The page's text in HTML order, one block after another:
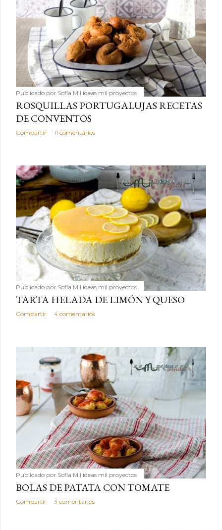
Publicado por Sofía Mil ideas mil proyectos
ROSQUILLAS PORTUGALUJAS RECETAS
DE CONVENTOS
Compartir 11 comentarios
Publicado por Sofía Mil ideas mil proyectos
TARTA HELADA DE LIMÓN Y QUESO
Compartir 4 comentarios
Publicado por Sofía Mil ideas mil proyectos
BOLAS DE PATATA CON TOMATE
Compartir 3 comentarios